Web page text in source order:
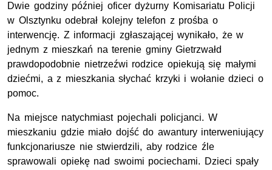
Dwie godziny później oficer dyżurny Komisariatu Policji
w Olsztynku odebrał kolejny telefon z prośba o
interwencję. Z informacji zgłaszającej wynikało, że w
jednym z mieszkań na terenie gminy Gietrzwałd
prawdopodobnie nietrzeźwi rodzice opiekują się małymi
dziećmi, a z mieszkania słychać krzyki i wołanie dzieci o
pomoc.
Na miejsce natychmiast pojechali policjanci. W
mieszkaniu gdzie miało dojść do awantury interweniujący
funkcjonariusze nie stwierdzili, aby rodzice źle
sprawowali opiekę nad swoimi pociechami. Dzieci spały